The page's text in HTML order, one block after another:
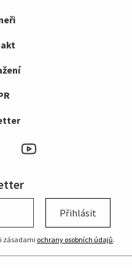
Přihlásit
zásadami ochrany osobních údajů.